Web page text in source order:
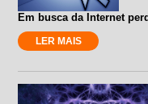
Em busca da Internet
LER MAIS